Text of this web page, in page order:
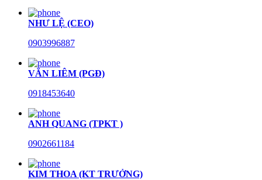
NHƯ LỆ (CEO)
0903996887
VĂN LIÊM (PGĐ)
0918453640
ANH QUANG (TPKT )
0902661184
KIM THOA (KT TRƯỞNG)